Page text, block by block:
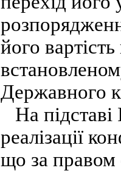
його
Державного
На підставі
реалізації
що за правом